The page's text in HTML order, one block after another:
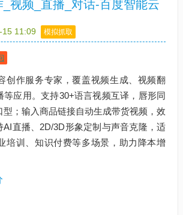
视频_直播_对话-百度智能云
15 11:09 模拟抓取
创作服务专家，覆盖视频生成、视频翻
等应用。支持30+语言视频互译，唇形同
型；输入商品链接自动生成带货视频，效
AI直播、2D/3D形象定制与声音克隆，适
培训、知识付费等多场景，助力降本增